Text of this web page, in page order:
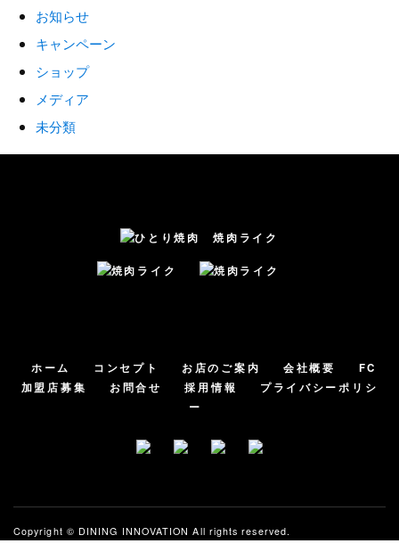
お知らせ
キャンペーン
ショップ
メディア
未分類
ホーム コンセプト お店のご案内 会社概要
FC
加盟店募集
お問合せ 採用情報
プライバシーポリシ
ー
Copyright © DINING INNOVATION All rights reserved.